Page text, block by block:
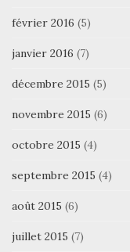
février 2016 (5)
janvier 2016 (7)
décembre 2015 (5)
novembre 2015 (6)
octobre 2015 (4)
septembre 2015 (4)
août 2015 (6)
juillet 2015 (7)